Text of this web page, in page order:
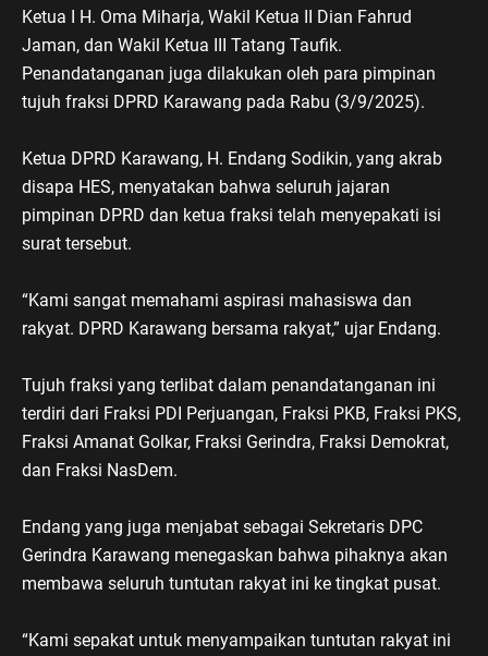
Ketua I H. Oma Miharja, Wakil Ketua II Dian Fahrud
Jaman, dan Wakil Ketua III Tatang Taufik.
Penandatanganan juga dilakukan oleh para pimpinan
tujuh fraksi DPRD Karawang pada Rabu (3/9/2025).
Ketua DPRD Karawang, H. Endang Sodikin, yang akrab
disapa HES, menyatakan bahwa seluruh jajaran
pimpinan DPRD dan ketua fraksi telah menyepakati isi
surat tersebut.
“Kami sangat memahami aspirasi mahasiswa dan
rakyat. DPRD Karawang bersama rakyat,” ujar Endang.
Tujuh fraksi yang terlibat dalam penandatanganan ini
terdiri dari Fraksi PDI Perjuangan, Fraksi PKB, Fraksi PKS,
Fraksi Amanat Golkar, Fraksi Gerindra, Fraksi Demokrat,
dan Fraksi NasDem.
Endang yang juga menjabat sebagai Sekretaris DPC
Gerindra Karawang menegaskan bahwa pihaknya akan
membawa seluruh tuntutan rakyat ini ke tingkat pusat.
“Kami sepakat untuk menyampaikan tuntutan rakyat ini